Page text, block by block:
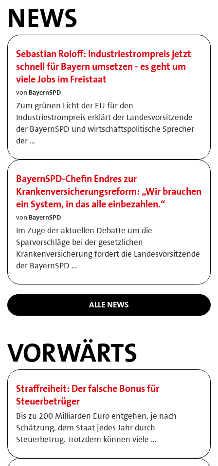
NEWS
Sebastian Roloff: Industriestrompreis jetzt
schnell für Bayern umsetzen - es geht um
viele Jobs im Freistaat
von BayernSPD
Zum grünen Licht der EU für den
Industriestrompreis erklärt der Landesvorsitzende
der BayernSPD und wirtschaftspolitische Sprecher
der …
BayernSPD-Chefin Endres zur
Krankenversicherungsreform: „Wir brauchen
ein System, in das alle einbezahlen.“
von BayernSPD
Im Zuge der aktuellen Debatte um die
Sparvorschläge bei der gesetzlichen
Krankenversicherung fordert die Landesvorsitzende
der BayernSPD …
ALLE NEWS
VORWÄRTS
Straffreiheit: Der falsche Bonus für
Steuerbetrüger
Bis zu 200 Milliarden Euro entgehen, je nach
Schätzung, dem Staat jedes Jahr durch
Steuerbetrug. Trotzdem können viele …